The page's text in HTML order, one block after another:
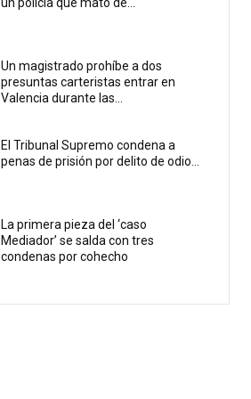
un policía que mató de...
Un magistrado prohíbe a dos
presuntas carteristas entrar en
Valencia durante las...
El Tribunal Supremo condena a
penas de prisión por delito de odio...
La primera pieza del ‘caso
Mediador’ se salda con tres
condenas por cohecho